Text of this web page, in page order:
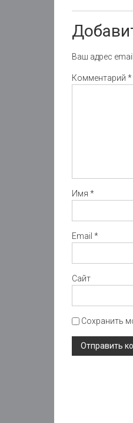
Ваш адрес
Комментарий *
Имя *
Email *
Сайт
Сохранить